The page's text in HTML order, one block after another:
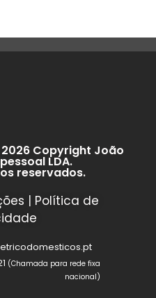
Copyright João
LDA.
reservados.
| Política de
(Chamada para rede fixa
nacional)